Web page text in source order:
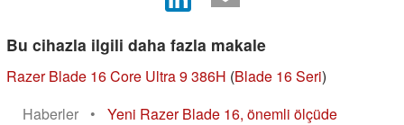
Bu cihazla ilgili daha fazla makale
Razer Blade 16 Core Ultra 9 386H (Blade 16 Seri)
Haberler
•
Yeni Razer Blade 16, önemli ölçüde